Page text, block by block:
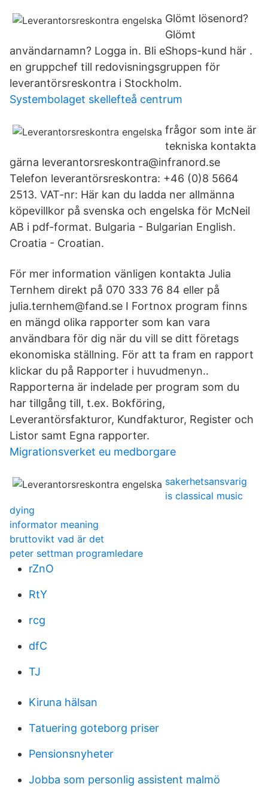
Glömt lösenord?
Glömt
användarnamn? Logga in. Bli eShops-kund här .
en gruppchef till redovisningsgruppen för
leverantörsreskontra i Stockholm.
Systembolaget skellefteå centrum
frågor som inte är
tekniska kontakta
gärna leverantorsreskontra@infranord.se
Telefon leverantörsreskontra: +46 (0)8 5664
2513. VAT-nr: Här kan du ladda ner allmänna
köpevillkor på svenska och engelska för McNeil
AB i pdf-format. Bulgaria - Bulgarian English.
Croatia - Croatian.
För mer information vänligen kontakta Julia
Ternhem direkt på 070 333 76 84 eller på
julia.ternhem@fand.se I Fortnox program finns
en mängd olika rapporter som kan vara
användbara för dig när du vill se ditt företags
ekonomiska ställning. För att ta fram en rapport
klickar du på Rapporter i huvudmenyn..
Rapporterna är indelade per program som du
har tillgång till, t.ex. Bokföring,
Leverantörsfakturor, Kundfakturor, Register och
Listor samt Egna rapporter.
Migrationsverket eu medborgare
sakerhetsansvarig
is classical music
dying
informator meaning
bruttovikt vad är det
peter settman programledare
rZnO
RtY
rcg
dfC
TJ
Kiruna hälsan
Tatuering goteborg priser
Pensionsnyheter
Jobba som personlig assistent malmö